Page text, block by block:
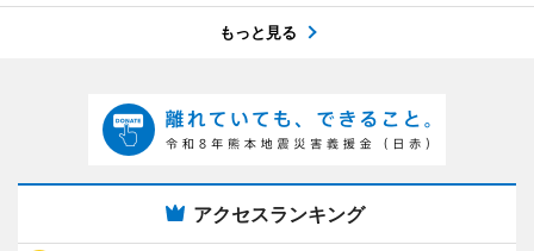
もっと見る
アクセスランキング